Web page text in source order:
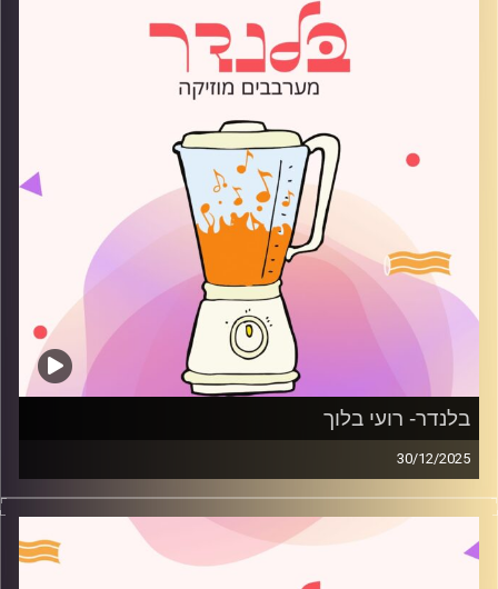
בלנדר- רועי בלוך
30/12/2025
מוזיקה רגועה לפתוח איתה את הבוקר בהגשת רועי בלוך
קרדיט תמונות:
AudioVersity